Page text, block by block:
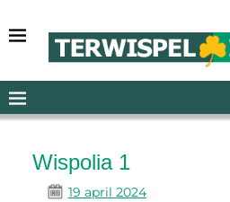
Wispolia 1
19 april 2024